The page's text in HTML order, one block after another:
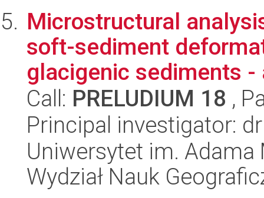
Microstructural
soft-sediment
glacigenic sediments -
Call: PRELUDIUM 18 ,
Principal investigator:
Uniwersytet im.
Wydział Nauk